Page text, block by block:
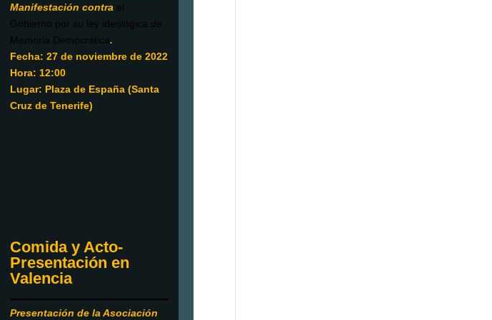
Manifestación contra el
Gobierno por su ley ideológica de
Memoria Democrática.
Fecha: 27 de noviembre de 2022
Hora: 12:00
Lugar: Plaza de España (Santa
Cruz de Tenerife)
Comida y Acto-
Presentación en
Valencia
Presentación de la Asociación